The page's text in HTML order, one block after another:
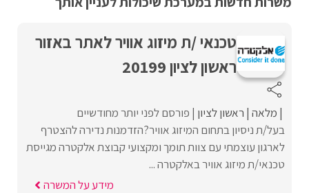
טכנאי /ת מיזוג אוויר לאתר באזור
ראשון לציון 20199
מלאה ראשון לציון פורסם לפני יותר מחודשיים
בעל/ת ניסיון בתחום המיזוג אוויר?הזדמנות נדירה להצטרף
לארגון עוצמתי עם צוות תומך ומקצועי קבוצת אלקטרה מגייסת
טכנאי/ת מיזוג אוויר באלקטרה ...
מידע על המשרה